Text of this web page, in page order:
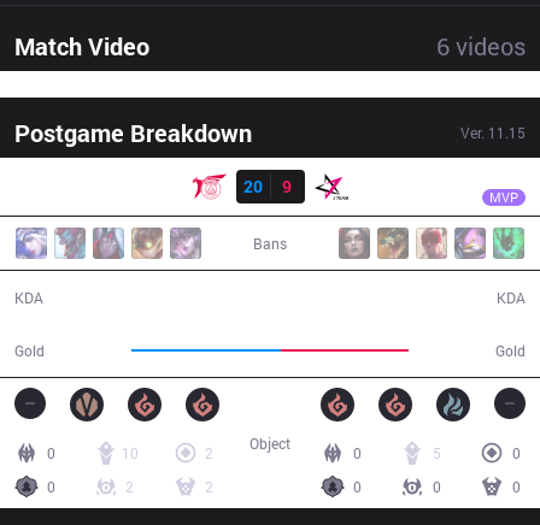
Match Video 6videos
Postgame Breakdown Ver. 11.15
20
9 MVP
Bans
KDA
Gold Gold
KDA
0 10
2
0
2 2
0 5
0
0
0 0
Object